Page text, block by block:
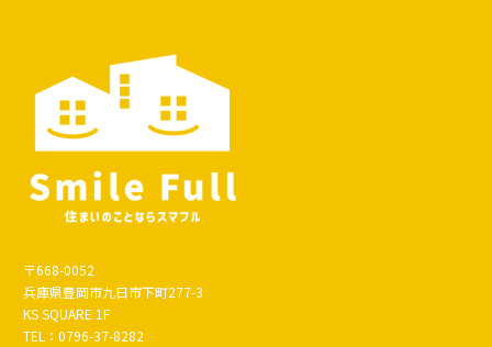
〒668-0052
兵庫県豊岡市九日市下町277-3
KS SQUARE 1F
TEL：0796-37-8282